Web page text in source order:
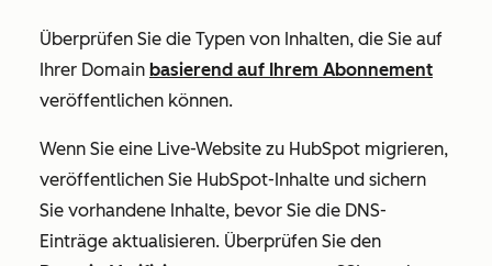
Überprüfen Sie die Typen von Inhalten, die Sie auf
Ihrer Domain basierend auf Ihrem Abonnement
veröffentlichen können.
Wenn Sie eine Live-Website zu HubSpot migrieren,
veröffentlichen Sie HubSpot-Inhalte und sichern
Sie vorhandene Inhalte, bevor Sie die DNS-
Einträge aktualisieren. Überprüfen Sie den